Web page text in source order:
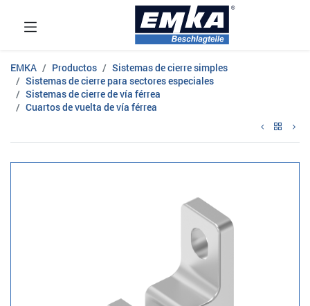
EMKA Productos
Sistemas de cierre simples
Sistemas de cierre para sectores especiales
Sistemas de cierre de vía férrea
Cuartos de vuelta de vía férrea